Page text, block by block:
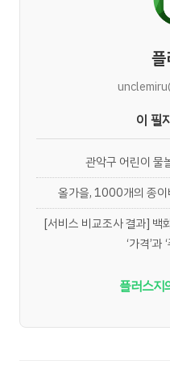
이 필
관악구 어린이 물
올가을, 1000개의 종이
[서비스 비교조사 결과] 백
‘가격’과
플러스지